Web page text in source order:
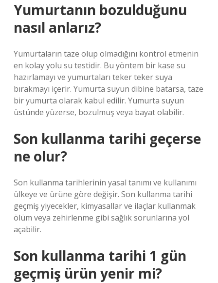
Yumurtanın bozulduğunu
nasıl anlarız?
Yumurtaların taze olup olmadığını kontrol etmenin
en kolay yolu su testidir. Bu yöntem bir kase su
hazırlamayı ve yumurtaları teker teker suya
bırakmayı içerir. Yumurta suyun dibine batarsa, taze
bir yumurta olarak kabul edilir. Yumurta suyun
üstünde yüzerse, bozulmuş veya bayat olabilir.
Son kullanma tarihi geçerse
ne olur?
Son kullanma tarihlerinin yasal tanımı ve kullanımı
ülkeye ve ürüne göre değişir. Son kullanma tarihi
geçmiş yiyecekler, kimyasallar ve ilaçlar kullanmak
ölüm veya zehirlenme gibi sağlık sorunlarına yol
açabilir.
Son kullanma tarihi 1 gün
geçmiş ürün yenir mi?